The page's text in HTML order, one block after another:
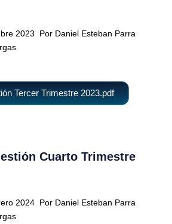
2023
Por Daniel Esteban Parra
Tercer Trimestre 2023.pdf
Cuarto Trimestre
2024 Por Daniel Esteban Parra